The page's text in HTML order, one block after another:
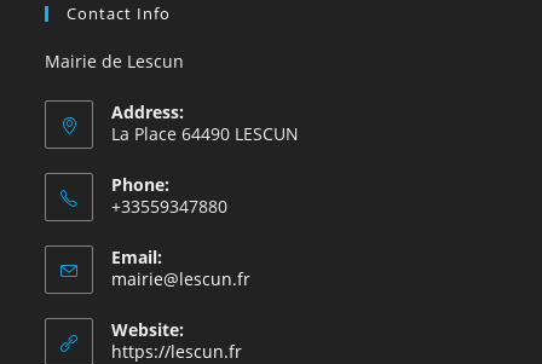
Contact Info
Mairie de Lescun
Address:
La Place 64490 LESCUN
Phone:
+33559347880
Email:
mairie@lescun.frS’ouvre
Website:
https://lescun.fr